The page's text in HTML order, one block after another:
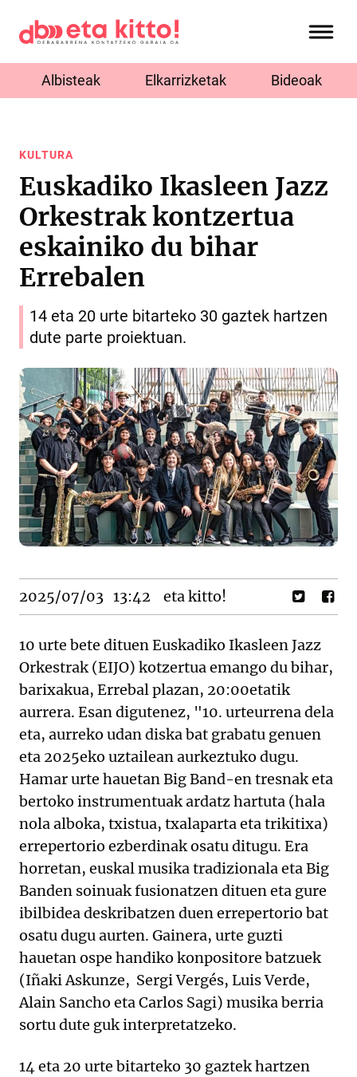
Albisteak Elkarrizketak Bideoak
KULTURA
Euskadiko Ikasleen Jazz
Orkestrak kontzertua
eskainiko du bihar
Errebalen
14 eta 20 urte bitarteko 30 gaztek hartzen
dute parte proiektuan.
2025/07/03 13:42 eta kitto!
10 urte bete dituen Euskadiko Ikasleen Jazz
Orkestrak (EIJO) kotzertua emango du bihar,
barixakua, Errebal plazan, 20:00etatik
aurrera. Esan digutenez, "10. urteurrena dela
eta, aurreko udan diska bat grabatu genuen
eta 2025eko uztailean aurkeztuko dugu.
Hamar urte hauetan Big Band-en tresnak eta
bertoko instrumentuak ardatz hartuta (hala
nola alboka, txistua, txalaparta eta trikitixa)
errepertorio ezberdinak osatu ditugu. Era
horretan, euskal musika tradizionala eta Big
Banden soinuak fusionatzen dituen eta gure
ibilbidea deskribatzen duen errepertorio bat
osatu dugu aurten. Gainera, urte guzti
hauetan ospe handiko konpositore batzuek
(Iñaki Askunze, Sergi Vergés, Luis Verde,
Alain Sancho eta Carlos Sagi) musika berria
sortu dute guk interpretatzeko.
14 eta 20 urte bitarteko 30 gaztek hartzen